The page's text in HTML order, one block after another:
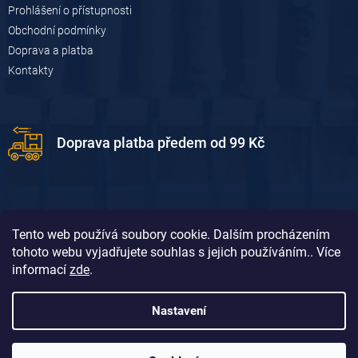
Tento web používá soubory cookie. Dalším procházením
tohoto webu vyjadřujete souhlas s jejich používáním.. Více
informací zde.
Nastavení
Prohlášení o přístupnosti
Obchodní podmínky
Doprava a platba
Kontakty
Doprava platba předem od 99 Kč
Doprava platba dobírkou od 119 Kč